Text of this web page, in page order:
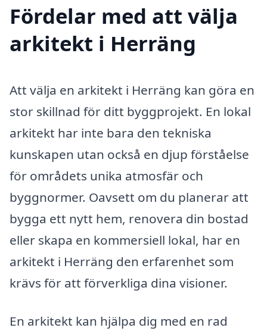
Fördelar med att välja
arkitekt i Herräng
Att välja en arkitekt i Herräng kan göra en
stor skillnad för ditt byggprojekt. En lokal
arkitekt har inte bara den tekniska
kunskapen utan också en djup förståelse
för områdets unika atmosfär och
byggnormer. Oavsett om du planerar att
bygga ett nytt hem, renovera din bostad
eller skapa en kommersiell lokal, har en
arkitekt i Herräng den erfarenhet som
krävs för att förverkliga dina visioner.
En arkitekt kan hjälpa dig med en rad